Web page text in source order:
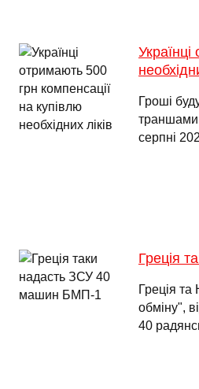
Гроші
траншами
серпні
Греція
Греція та
обміну",
40